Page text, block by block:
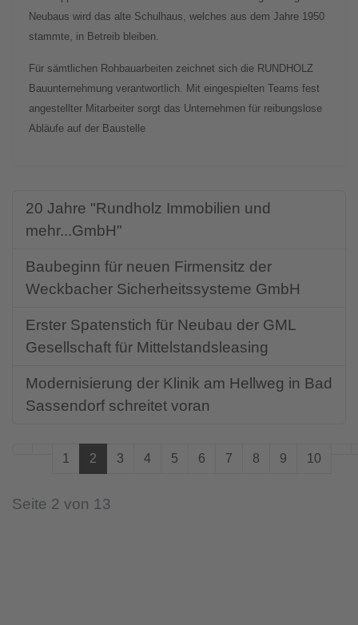
Neubaus wird das alte Schulhaus, welches aus dem Jahre 1950
stammte, in Betreib bleiben.
Für sämtlichen Rohbauarbeiten zeichnet sich die RUNDHOLZ
Bauunternehmung verantwortlich. Mit eingespielten Teams fest
angestellter Mitarbeiter sorgt das Unternehmen für reibungslose
Abläufe auf der Baustelle
20 Jahre "Rundholz Immobilien und
mehr...GmbH"
Baubeginn für neuen Firmensitz der
Weckbacher Sicherheitssysteme GmbH
Erster Spatenstich für Neubau der GML
Gesellschaft für Mittelstandsleasing
Modernisierung der Klinik am Hellweg in Bad
Sassendorf schreitet voran
1 2 3 4 5 6 7 8 9 10
Seite 2 von 13